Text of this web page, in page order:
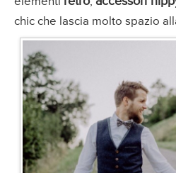
chic che lascia molto spazio